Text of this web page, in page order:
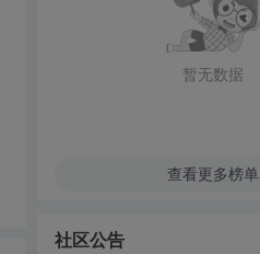
暂无数据
查看更多榜单
社区公告